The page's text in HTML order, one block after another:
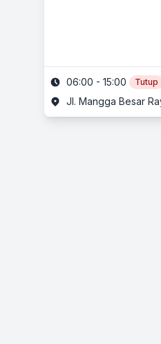
06:00 - 15:00 Tutup
Jl. Mangga Besar